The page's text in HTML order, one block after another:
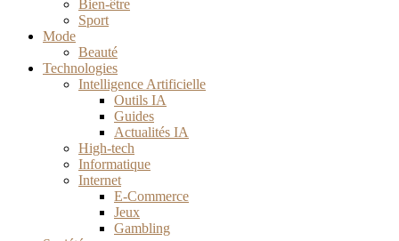
Bien-être
Sport
Mode
Beauté
Technologies
Intelligence Artificielle
Outils IA
Guides
Actualités IA
High-tech
Informatique
Internet
E-Commerce
Jeux
Gambling